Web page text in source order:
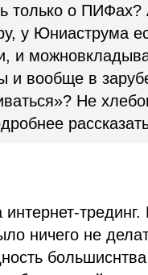
только о
у Юниаструма
и
и вообще в
Не
ничего не